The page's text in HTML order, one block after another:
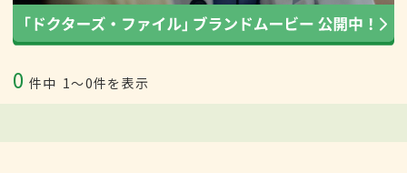
0 件中 1〜0件を表示